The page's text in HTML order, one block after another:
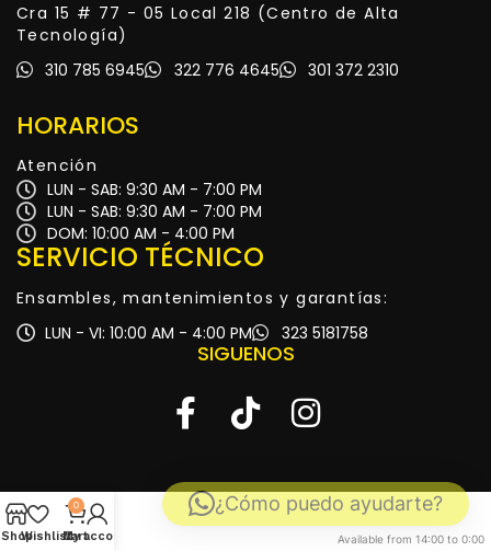
Cra 15 # 77 - 05 Local 218 (Centro de Alta
Tecnología)
310 785 6945
322 776 4645 301 372 2310
HORARIOS
Atención
LUN - SAB: 9:30 AM - 7:00 PM
LUN - SAB: 9:30 AM - 7:00 PM
DOM: 10:00 AM - 4:00 PM
SERVICIO TÉCNICO
Ensambles, mantenimientos y garantías:
LUN - VI: 10:00 AM - 4:00 PM
323 5181758
SIGUENOS
ShopWishlist
0
Cart
My account
¿Cómo puedo ayudarte?
Available from 14:00 to 0:00